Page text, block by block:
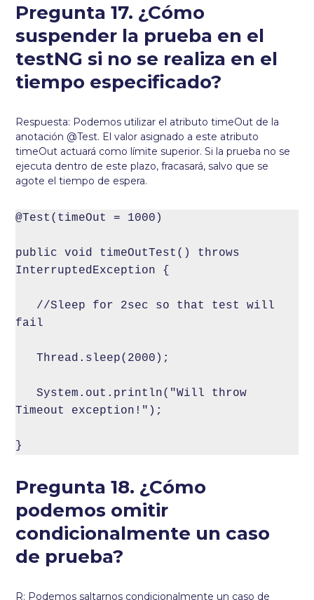
Pregunta 17. ¿Cómo
suspender la prueba en el
testNG si no se realiza en el
tiempo especificado?
Respuesta: Podemos utilizar el atributo timeOut de la
anotación @Test. El valor asignado a este atributo
timeOut actuará como límite superior. Si la prueba no se
ejecuta dentro de este plazo, fracasará, salvo que se
agote el tiempo de espera.
@Test(timeOut = 1000)
public void timeOutTest() throws
InterruptedException {
//Sleep for 2sec so that test will
fail
Thread.sleep(2000);
System.out.println("Will throw
Timeout exception!");
}
Pregunta 18. ¿Cómo
podemos omitir
condicionalmente un caso
de prueba?
R: Podemos saltarnos condicionalmente un caso de